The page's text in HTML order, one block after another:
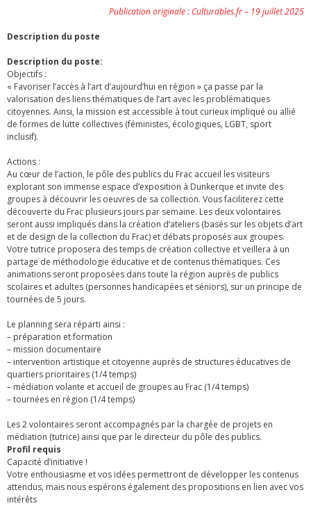
Publication originale : Culturables.fr – 19 juillet 2025
Description du poste
Description du poste:
Objectifs :
« Favoriser l’accès à l’art d’aujourd’hui en région » ça passe par la
valorisation des liens thématiques de l’art avec les problématiques
citoyennes. Ainsi, la mission est accessible à tout curieux impliqué ou allié
de formes de lutte collectives (féministes, écologiques, LGBT, sport
inclusif).
Actions :
Au cœur de l’action, le pôle des publics du Frac accueil les visiteurs
explorant son immense espace d’exposition à Dunkerque et invite des
groupes à découvrir les oeuvres de sa collection. Vous faciliterez cette
découverte du Frac plusieurs jours par semaine. Les deux volontaires
seront aussi impliqués dans la création d’ateliers (basés sur les objets d’art
et de design de la collection du Frac) et débats proposés aux groupes.
Votre tutrice proposera des temps de création collective et veillera à un
partage de méthodologie éducative et de contenus thématiques. Ces
animations seront proposées dans toute la région auprès de publics
scolaires et adultes (personnes handicapées et séniors), sur un principe de
tournées de 5 jours.
Le planning sera réparti ainsi :
– préparation et formation
– mission documentaire
– intervention artistique et citoyenne auprès de structures éducatives de
quartiers prioritaires (1/4 temps)
– médiation volante et accueil de groupes au Frac (1/4 temps)
– tournées en région (1/4 temps)
Les 2 volontaires seront accompagnés par la chargée de projets en
médiation (tutrice) ainsi que par le directeur du pôle des publics.
Profil requis
Capacité d’initiative !
Votre enthousiasme et vos idées permettront de développer les contenus
attendus, mais nous espérons également des propositions en lien avec vos
intérêts